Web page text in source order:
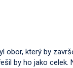
obor, který by
by ho jako celek.